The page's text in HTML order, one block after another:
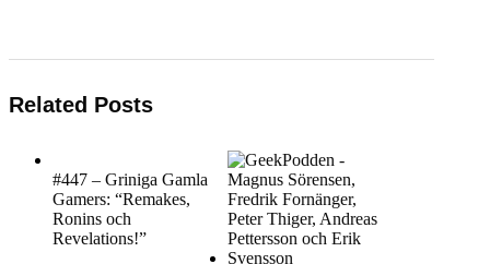
Related Posts
#447 – Griniga Gamla
Gamers: “Remakes,
Ronins och
Revelations!”